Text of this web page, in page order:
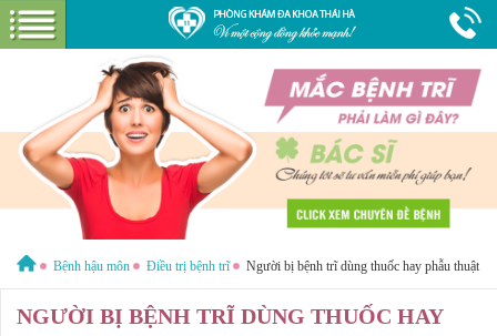
1800 6621Miễn phí tư vấn & cước gọi
GIỚI THIỆU
GIỚI THIỆU VỀ PHÒNG KHÁM
CƠ SỞ VẬT CHẤT
GÓI DỊCH VỤ
HƯỚNG DẪN VÀ CHI PHÍ
BỆNH HẬU MÔN
Bệnh hậu môn Điều trị bệnh trĩ Người bị bệnh trĩ dùng thuốc hay phẫu thuật
NGƯỜI BỊ BỆNH TRĨ DÙNG THUỐC HAY